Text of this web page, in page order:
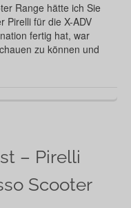
Range hätte ich Sie
Pirelli für die X-ADV
fertig hat, war
zu können und
– Pirelli
Scooter